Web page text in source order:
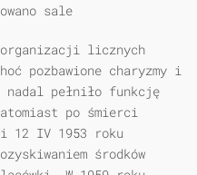
sale
organizacji licznych
pozbawione charyzmy i
nadal pełniło funkcję
po śmierci
12 IV 1953 roku
środków